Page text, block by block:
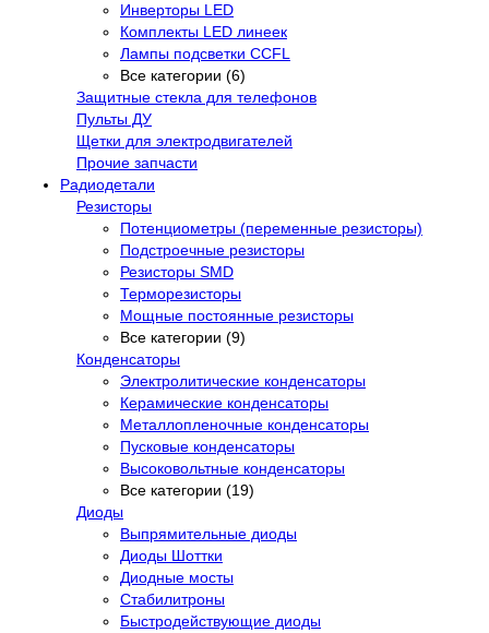
Инверторы LED
Комплекты LED линеек
Лампы подсветки CCFL
Все категории (6)
Защитные стекла для телефонов
Пульты ДУ
Щетки для электродвигателей
Прочие запчасти
Радиодетали
Резисторы
Потенциометры (переменные резисторы)
Подстроечные резисторы
Резисторы SMD
Терморезисторы
Мощные постоянные резисторы
Все категории (9)
Конденсаторы
Электролитические конденсаторы
Керамические конденсаторы
Металлопленочные конденсаторы
Пусковые конденсаторы
Высоковольтные конденсаторы
Все категории (19)
Диоды
Выпрямительные диоды
Диоды Шоттки
Диодные мосты
Стабилитроны
Быстродействующие диоды